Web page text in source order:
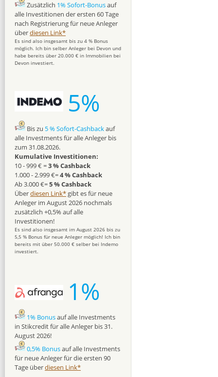
Zusätzlich 1% Sofort-Bonusauf
alle Investitionen der ersten 60 Tage
nach Registrierung für neue Anleger
überdiesen Link*
Es sind also insgesamt bis zu 4 % Bonus
möglich. Ich bin selber Anleger bei Devon und
habe bereits über 20.000 € in Immobilien bei
Devon investiert.
5%
Bis zu 5 % Sofort-Cashbackauf
alle Investments für alle Anleger bis
zum 31.08.2026.
Kumulative Investitionen:
10 - 999 € =3 % Cashback
1.000 - 2.999 €=4 % Cashback
Ab 3.000 €=5 % Cashback
Überdiesen Link* gibt es für neue
Anleger im August 2026 nochmals
zusätzlich +0,5% auf alle
Investitionen!
Es sind also insgesamt im August 2026 bis zu
5,5 % Bonus für neue Anleger möglich! Ich bin
bereits mit über 50.000 € selber bei Indemo
investiert.
1%
1% Bonusauf alle Investments
in Stikcredit für alle Anleger bis 31.
August 2026!
0,5% Bonusauf alle Investments
für neue Anleger für die ersten 90
Tage überdiesen Link*